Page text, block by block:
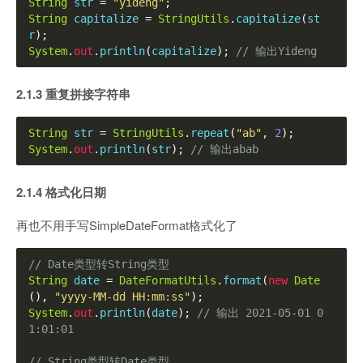
String capitalize = StringUtils . capitalize(st
r);
System. out . println(capitalize); // 输出Yideng
2.1.3 重复拼接字符串
String str = StringUtils . repeat ( "ab" , 2);
System. out . println(str); // 输出abab
2.1.4 格式化日期
再也不用手写SimpleDateFormat格式化了
// Date类型转String类型
String date = DateFormatUtils . format (new Date
(),
"yyyy-MM-dd HH:mm:ss");
System. out . println(date);
// 输出 2021-05-01 0
1:01:01